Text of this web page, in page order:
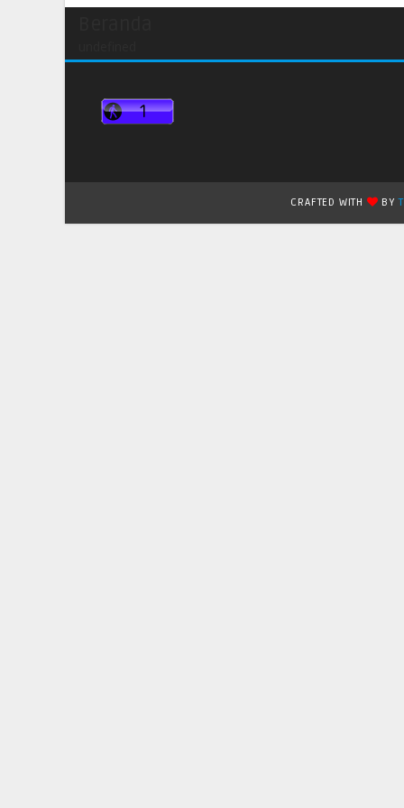
CRAFTED WITH BY